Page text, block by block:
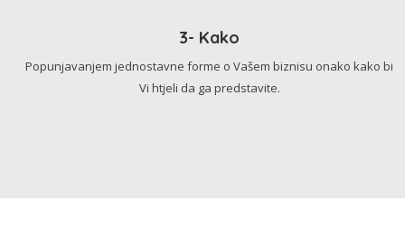
3- Kako
Popunjavanjem jednostavne forme o Vašem biznisu onako kako bi
Vi htjeli da ga predstavite.